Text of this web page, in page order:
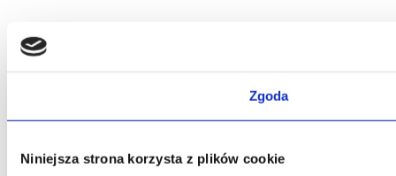
Zgoda
Niniejsza strona korzysta z plików cookie